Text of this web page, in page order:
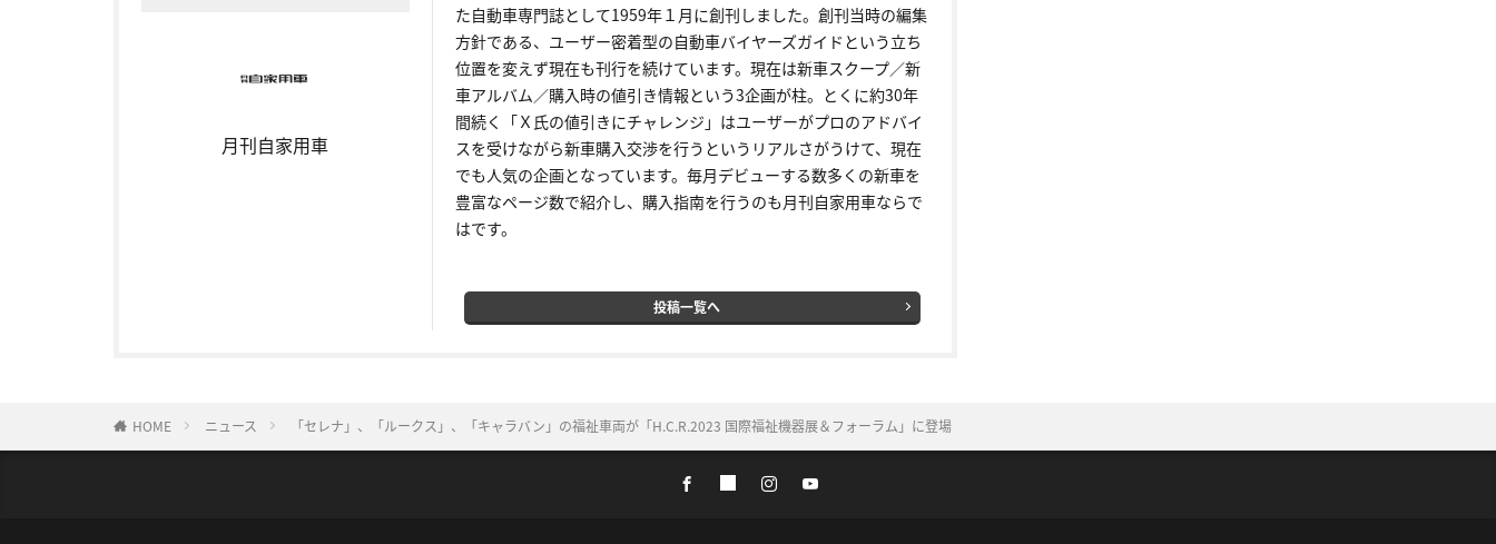
月刊自家用車
た自動車専門誌として1959年１月に創刊しました。創刊当時の編集
方針である、ユーザー密着型の自動車バイヤーズガイドという立ち
位置を変えず現在も刊行を続けています。現在は新車スクープ／新
車アルバム／購入時の値引き情報という3企画が柱。とくに約30年
間続く「Ｘ氏の値引きにチャレンジ」はユーザーがプロのアドバイ
スを受けながら新車購入交渉を行うというリアルさがうけて、現在
でも人気の企画となっています。毎月デビューする数多くの新車を
豊富なページ数で紹介し、購入指南を行うのも月刊自家用車ならで
はです。
投稿一覧へ
HOME ニュース 「セレナ」、「ルークス」、「キャラバン」の福祉車両が「H.C.R.2023 国際福祉機器展＆フォーラム」に登場